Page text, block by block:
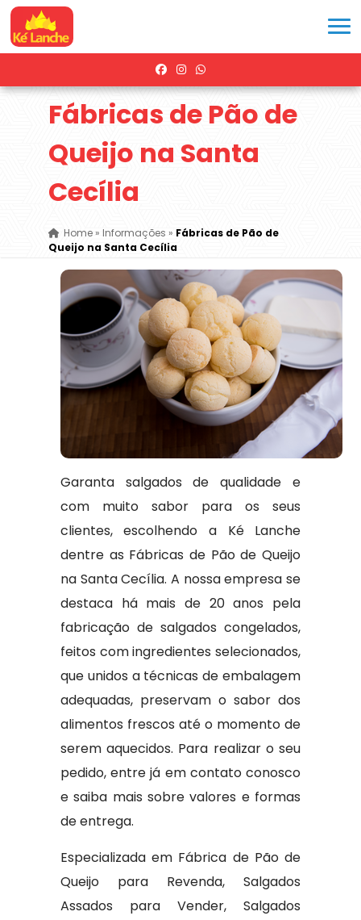
Fábricas de Pão de
Queijo na Santa
Cecília
Home» Informações » Fábricas de Pão de
Queijo na Santa Cecília
Garanta salgados de qualidade e
com muito sabor para os seus
clientes, escolhendo a Ké Lanche
dentre as Fábricas de Pão de Queijo
na Santa Cecília. A nossa empresa se
destaca há mais de 20 anos pela
fabricação de salgados congelados,
feitos com ingredientes selecionados,
que unidos a técnicas de embalagem
adequadas, preservam o sabor dos
alimentos frescos até o momento de
serem aquecidos. Para realizar o seu
pedido, entre já em contato conosco
e saiba mais sobre valores e formas
de entrega.
Especializada em Fábrica de Pão de
Queijo para Revenda, Salgados
Assados para Vender, Salgados